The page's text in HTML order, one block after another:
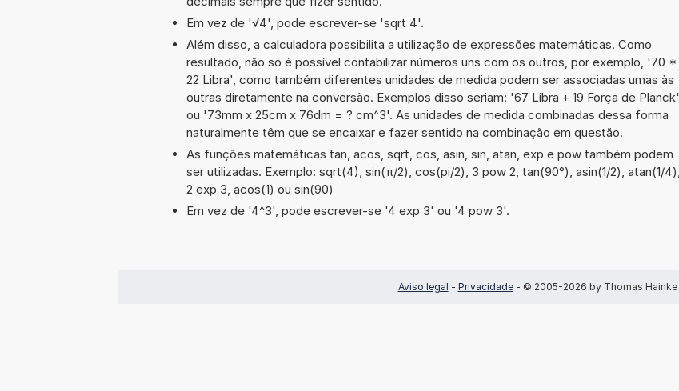
Em vez de '√4', pode escrever-se 'sqrt 4'.
Além disso, a calculadora possibilita a utilização de expressões matemáticas. Como
resultado, não só é possível contabilizar números uns com os outros, por exemplo, '70 *
22 Libra', como também diferentes unidades de medida podem ser associadas umas às
outras diretamente na conversão. Exemplos disso seriam: '67 Libra + 19 Força de Planck'
ou '73mm x 25cm x 76dm = ? cm^3'. As unidades de medida combinadas dessa forma
naturalmente têm que se encaixar e fazer sentido na combinação em questão.
As funções matemáticas tan, acos, sqrt, cos, asin, sin, atan, exp e pow também podem
ser utilizadas. Exemplo: sqrt(4), sin(π/2), cos(pi/2), 3 pow 2, tan(90°), asin(1/2), atan(1/4),
2 exp 3, acos(1) ou sin(90)
Em vez de '4^3', pode escrever-se '4 exp 3' ou '4 pow 3'.
Aviso legal - Privacidade- © 2005-2026 by Thomas Hainke